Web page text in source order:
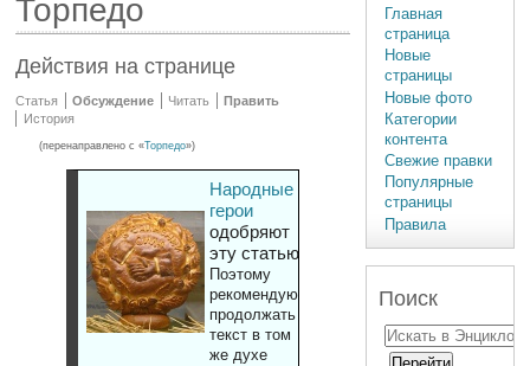
Торпедо
Действия на странице
Статья Обсуждение Читать
Править
История
(перенаправлено с «Торпедо»)
Народные
герои
одобряют
эту статью
Поэтому
рекомендуют
продолжать
текст в том
же духе
Главная
страница
Новые
страницы
Новые фото
Категории
контента
Свежие правки
Популярные
страницы
Правила
Поиск